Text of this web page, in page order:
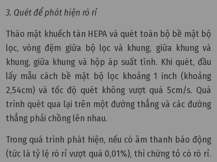
3. Quét để phát hiện rò rỉ
Tháo mặt khuếch tán HEPA và quét toàn bộ bề mặt bộ
lọc, vòng đệm giữa bộ lọc và khung, giữa khung và
khung, giữa khung và hộp áp suất tĩnh. Khi quét, đầu
lấy mẫu cách bề mặt bộ lọc khoảng 1 inch (khoảng
2,54cm) và tốc độ quét không vượt quá 5cm/s. Quá
trình quét qua lại trên một đường thẳng và các đường
thẳng phải chồng lên nhau.
Trong quá trình phát hiện, nếu có âm thanh báo động
(tức là tỷ lệ rò rỉ vượt quá 0,01%), thì chứng tỏ có rò rỉ.